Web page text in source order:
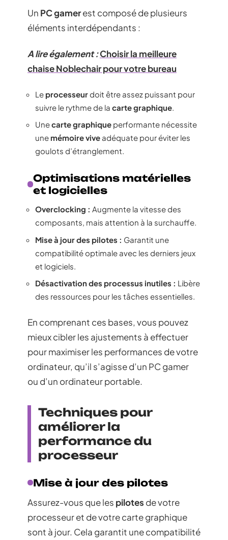
Un PC gamerest composé de plusieurs
éléments interdépendants :
A lire également :Choisir la meilleure
chaise Noblechair pour votre bureau
Le processeurdoit être assez puissant pour
suivre le rythme de la carte graphique
Unecarte graphique performante nécessite
une mémoire vive adéquate pour éviter les
goulots d’étranglement.
Optimisations matérielles
et logicielles
Overclocking : Augmente la vitesse des
composants, mais attention à la surchauffe.
Mise à jour des pilotes : Garantit une
compatibilité optimale avec les derniers jeux
et logiciels.
Désactivation des processus inutiles : Libère
des ressources pour les tâches essentielles.
En comprenant ces bases, vous pouvez
mieux cibler les ajustements à effectuer
pour maximiser les performances de votre
ordinateur, qu’il s’agisse d’un PC gamer
ou d’un ordinateur portable.
Techniques pour
améliorer la
performance du
processeur
Mise à jour des pilotes
Assurez-vous que les pilotes de votre
processeur et de votre carte graphique
sont à jour. Cela garantit une compatibilité